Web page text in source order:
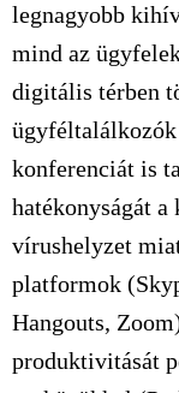
legnagyobb
mind az
digitális térben
konferenciát is
hatékonyságát a
vírushelyzet
platformok
Hangouts,
produktivitását